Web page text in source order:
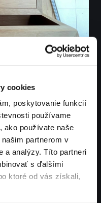
cookies
poskytovanie funkcií
používame
ako používate naše
partnerom v
a analýzy. Títo partneri
s ďalšími
ktoré od vás získali,